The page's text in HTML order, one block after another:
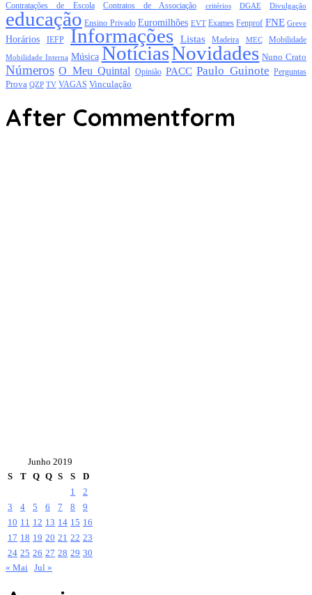
Contratações de Escola Contratos de Associação critérios DGAE Divulgação
educação Ensino Privado Euromilhões EVT Exames Fenprof FNE Greve
Horários IEFP Informações Listas Madeira MEC Mobilidade
Mobilidade Interna Música NotíciasNovidades Nuno Crato
Números O Meu Quintal Opinião PACC Paulo Guinote Perguntas
Prova QZP TV VAGAS Vinculação
After Commentform
Junho 2019
S
T Q Q S S
D
1
2
3
4 5 6 7 8
9
10 11 12 13 14 15 16
17 18 19 20 21 22 23
24 25 26 27 28 29 30
« Mai
Jul »